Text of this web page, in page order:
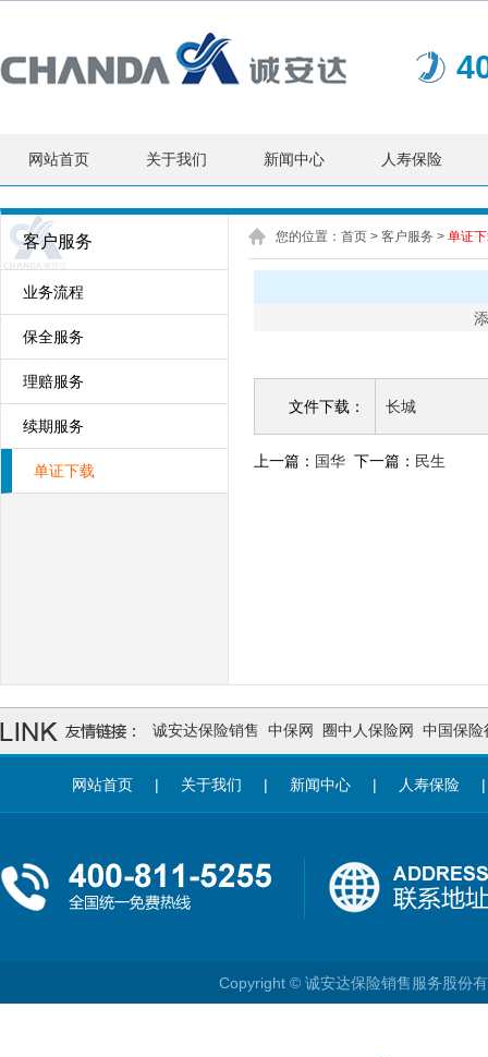
网站首页 关于我们 新闻中心 人寿保险
客户服务
业务流程
保全服务
理赔服务
续期服务
单证下载
您的位置： 首页 > 客户服务 > 单证
文件下载： 长城
上一篇： 国华 下一篇： 民生
诚安达保险销售 中保网 圈中人保险网 中国保险
网站首页 | 关于我们 | 新闻中心 | 人寿保险
Copyright © 诚安达保险销售服务股